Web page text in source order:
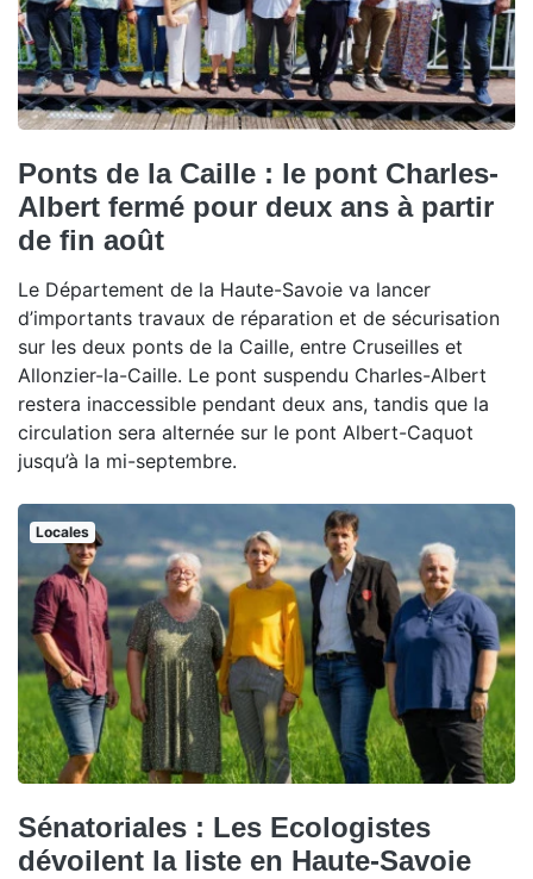
Ponts de la Caille : le pont Charles-
Albert fermé pour deux ans à partir
de fin août
Le Département de la Haute-Savoie va lancer
d’importants travaux de réparation et de sécurisation
sur les deux ponts de la Caille, entre Cruseilles et
Allonzier-la-Caille. Le pont suspendu Charles-Albert
restera inaccessible pendant deux ans, tandis que la
circulation sera alternée sur le pont Albert-Caquot
jusqu’à la mi-septembre.
Locales
Sénatoriales : Les Ecologistes
dévoilent la liste en Haute-Savoie